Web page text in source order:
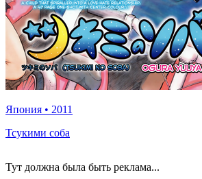
Япония • 2011
Тсукими соба
Тут должна была быть реклама...